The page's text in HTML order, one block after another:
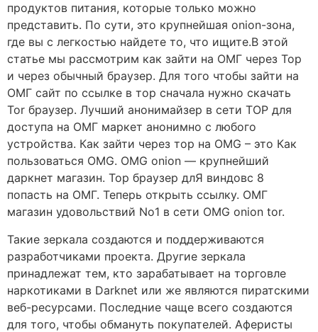
продуктов питания, которые только можно
представить. По сути, это крупнейшая onion-зона,
где вы с легкостью найдете то, что ищите.В этой
статье мы рассмотрим как зайти на ОМГ через Тор
и через обычный браузер. Для того чтобы зайти на
ОМГ сайт по ссылке в тор сначала нужно скачать
Tor браузер. Лучший анонимайзер в сети ТОР для
доступа на ОМГ маркет анонимно с любого
устройства. Как зайти через тор на OMG – это Как
пользоваться OMG. OMG onion — крупнейший
даркнет магазин. Тор браузер длЯ виндовс 8
попасть на ОМГ. Теперь открыть ссылку. ОМГ
магазин удовольствий No1 в сети OMG onion tor.
Такие зеркала создаются и поддерживаются
разработчиками проекта. Другие зеркала
принадлежат тем, кто зарабатывает на торговле
наркотиками в Darknet или же являются пиратскими
веб-ресурсами. Последние чаще всего создаются
для того, чтобы обмануть покупателей. Аферисты